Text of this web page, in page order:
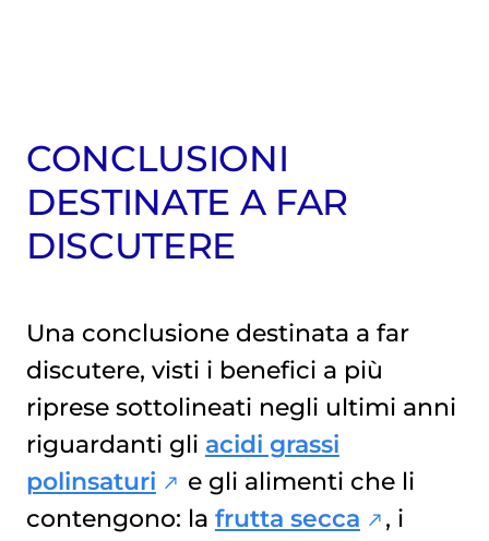
CONCLUSIONI
DESTINATE A FAR
DISCUTERE
Una conclusione destinata a far
discutere, visti i benefici a più
riprese sottolineati negli ultimi anni
riguardanti gli acidi grassi
polinsaturi
e gli alimenti che li
contengono: la frutta secca
, i